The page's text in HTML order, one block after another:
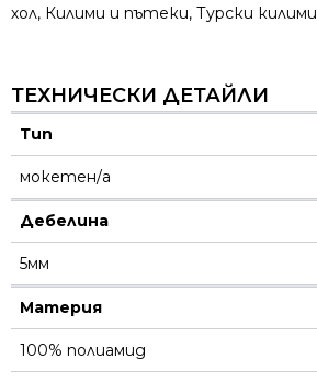
хол, Килими и пътеки, Турски килими
ТЕХНИЧЕСКИ ДЕТАЙЛИ
Тип
мокетен/а
Дебелина
5мм
Материя
100% полиамид